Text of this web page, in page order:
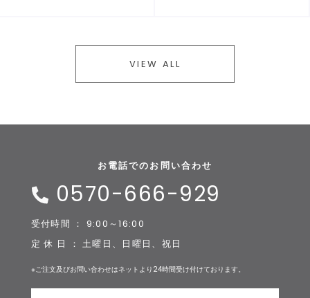
VIEW ALL
お電話でのお問い合わせ
0570-666-929
受付時間 ： 9:00～16:00
定 休 日 ： 土曜日、日曜日、祝日
※ご注文及びお問い合わせはネットより24時間受け付けております。